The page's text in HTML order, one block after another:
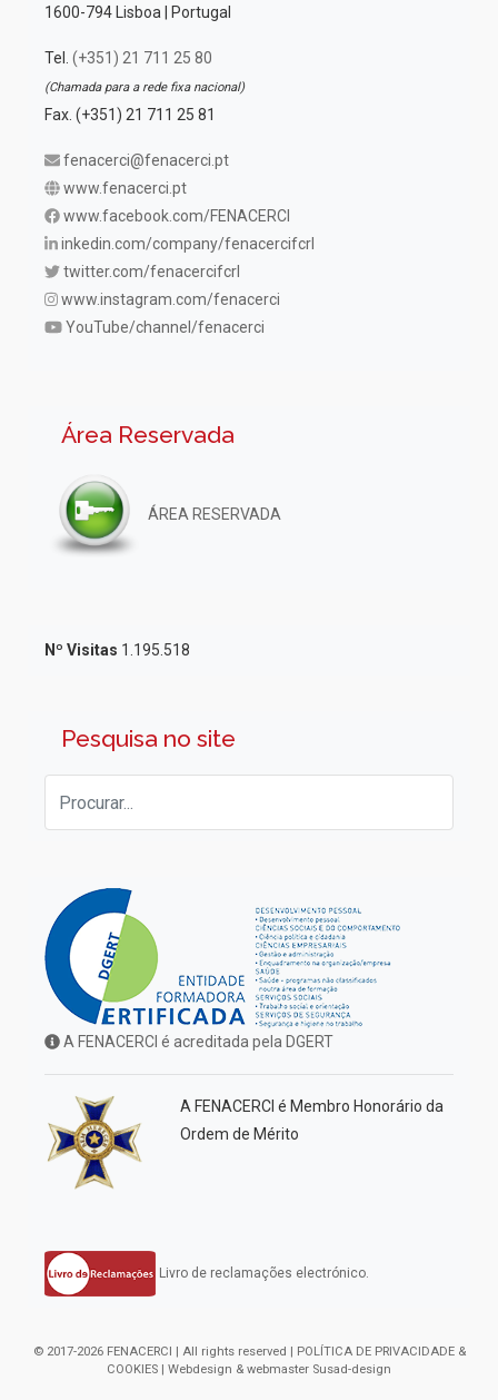
1600-794 Lisboa | Portugal
Tel. (+351) 21 711 25 80
(Chamada para a rede fixa nacional)
Fax. (+351) 21 711 25 81
fenacerci@fenacerci.pt
www.fenacerci.pt
www.facebook.com/FENACERCI
inkedin.com/company/fenacercifcrl
twitter.com/fenacercifcrl
www.instagram.com/fenacerci
YouTube/channel/fenacerci
Área Reservada
ÁREA RESERVADA
Nº Visitas 1.195.518
Pesquisa no site
A FENACERCI é acreditada pela DGERT
A FENACERCI é Membro Honorário da
Ordem de Mérito
Livro de reclamações electrónico.
© 2017-2026 FENACERCI | All rights reserved | POLÍTICA DE PRIVACIDADE &
COOKIES | Webdesign & webmaster Susad-design